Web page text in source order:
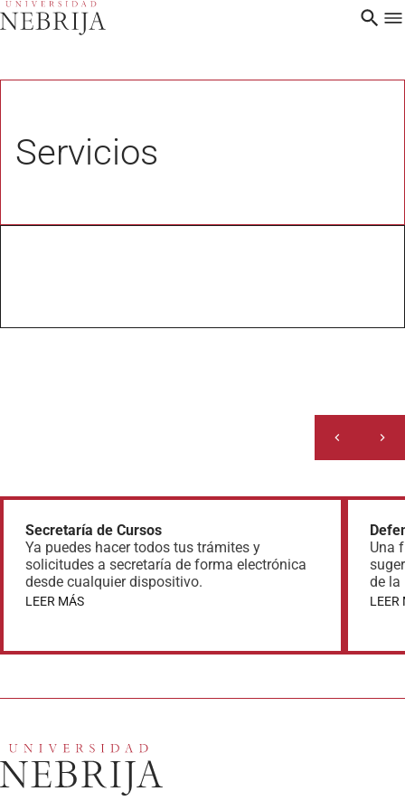
Servicios
Secretaría de Cursos
Ya puedes hacer todos tus trámites y
solicitudes a secretaría de forma electrónica
desde cualquier dispositivo.
LEER MÁS
Una
de la
LEER